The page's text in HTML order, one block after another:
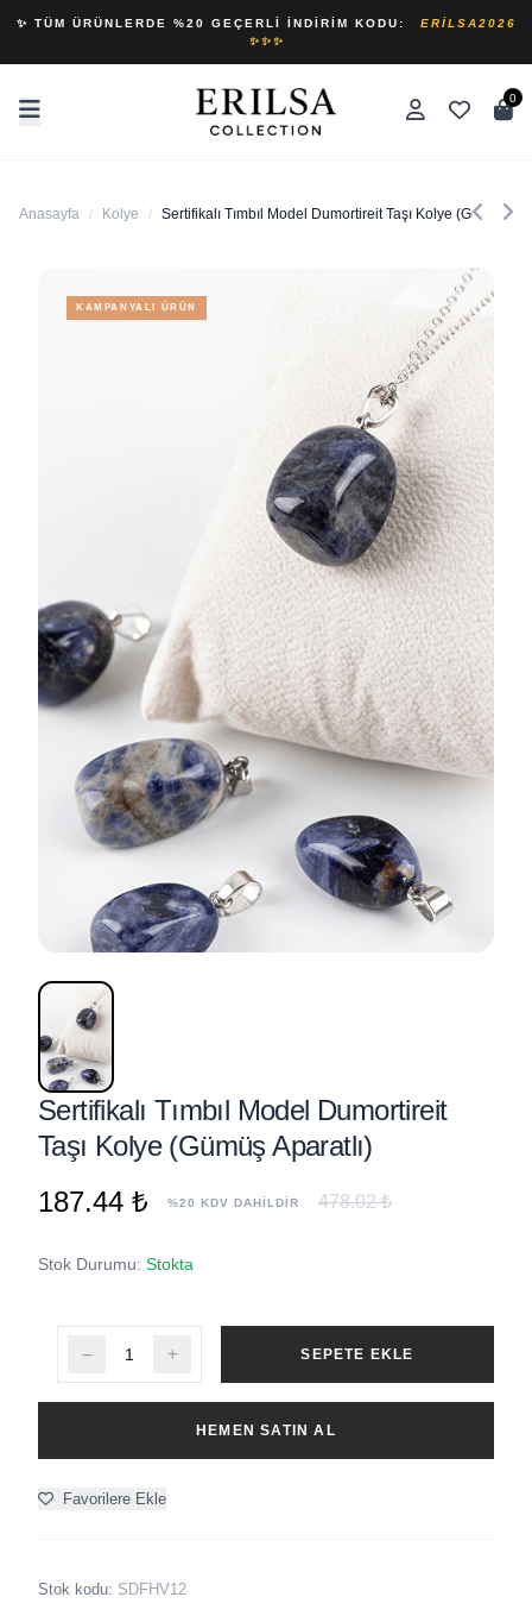
✨ TÜM ÜRÜNLERDE %20 GEÇERLI İNDIRIM KODU:
ERILSA2026
✨✨✨
0
Anasayfa / Kolye / Sertifikalı Tımbıl Model Dumortireit Taşı Kolye (Gümüş
KAMPANYALI ÜRÜN
Sertifikalı Tımbıl Model Dumortireit
Taşı Kolye (Gümüş Aparatlı)
187.44 ₺
%20 KDV DAHİLDİR 478.02 ₺
Stok Durumu: Stokta
SEPETE EKLE
HEMEN SATIN AL
Favorilere Ekle
Stok kodu: SDFHV12